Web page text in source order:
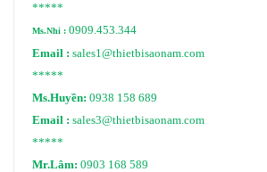
*****
Ms.Nhi : 0909.453.344
Email : sales1@thietbisaonam.com
*****
Ms.Huyền: 0938 158 689
Email : sales3@thietbisaonam.com
*****
Mr.Lâm: 0903 168 589